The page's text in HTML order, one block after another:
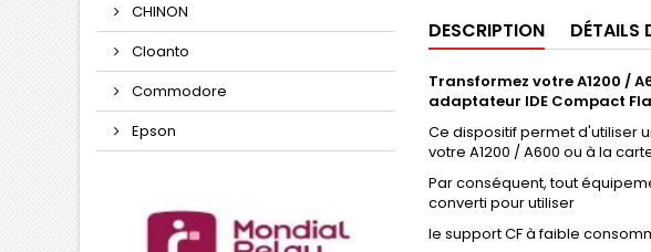
CHINON
Cloanto
Commodore
Epson
DESCRIPTION DÉTAILS
Transformez votre A1200 /
adaptateur IDE Compact
Ce dispositif permet d'utiliser
votre A1200 / A600 ou à la
Par conséquent, tout
converti pour utiliser
le support CF à faible